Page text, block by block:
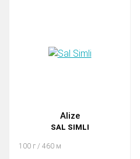
Alize
SAL SIMLI
100 г / 460 м